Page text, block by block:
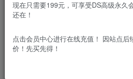
理手机、平板、电脑还是网盘，它都
通过简单的点击，您可以播放音乐、
阅读文档、安装应用、解压文件、进
录各种云盘接口。
现在只需要199元，可享受DS高级永久
还在！
点击会员中心进行在线充值！ 因站点后
价！先买先得！